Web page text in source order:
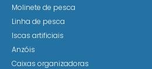
Molinete de pesca
Linha de pesca
Iscas artificiais
Anzóis
Caixas organizadoras